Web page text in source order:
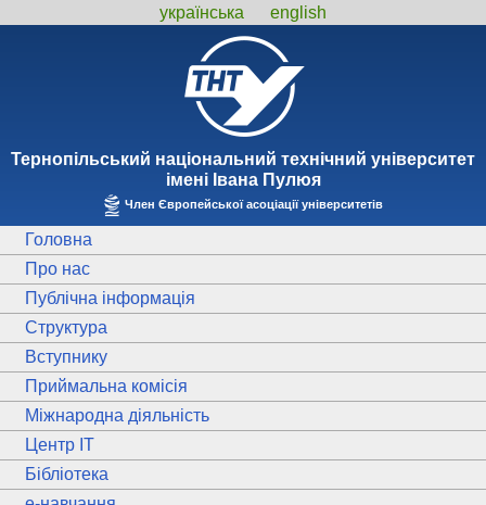
українська english
Тернопiльський національний технiчний унiверситет
iменi Iвана Пулюя
Член Європейської асоціації університетів
Головна
Про нас
Публічна інформація
Структура
Вступнику
Приймальна комісія
Міжнародна діяльність
Центр ІТ
Бібліотека